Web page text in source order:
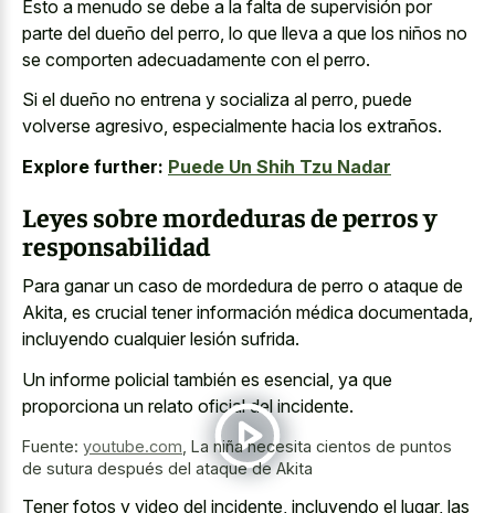
Esto a menudo se debe a la falta de supervisión por
parte del dueño del perro, lo que lleva a que los niños no
se comporten adecuadamente con el perro.
Si el dueño no entrena y socializa al perro, puede
volverse agresivo, especialmente hacia los extraños.
Explore further: Puede Un Shih Tzu Nadar
Leyes sobre mordeduras de perros y
responsabilidad
Para ganar un caso de mordedura de perro o ataque de
Akita, es crucial tener información médica documentada,
incluyendo cualquier lesión sufrida.
Un informe policial también es esencial, ya que
proporciona un relato oficial del incidente.
Fuente: youtube.com La niña necesita cientos de puntos
de sutura después del ataque de Akita
Tener fotos y video del incidente, incluyendo el lugar, las